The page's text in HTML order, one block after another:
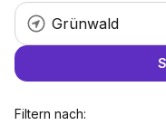
Filtern nach: